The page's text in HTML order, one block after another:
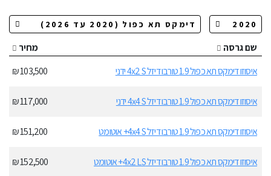
שם גרסה
מחיר
איסוזו דימקס תא כפול 1.9 טורבו דיזל 4x2 S ידני
103,500 ₪
איסוזו דימקס תא כפול 1.9 טורבו דיזל 4x4 S ידני 117,000 ₪
איסוזו דימקס תא כפול 1.9 טורבו דיזל 4x4 S+ אוטומט 151,200 ₪
איסוזו דימקס תא כפול 1.9 טורבו דיזל 4x2 LS+ אוטומט 152,500 ₪